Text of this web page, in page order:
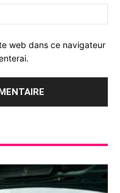
web dans ce navigateur